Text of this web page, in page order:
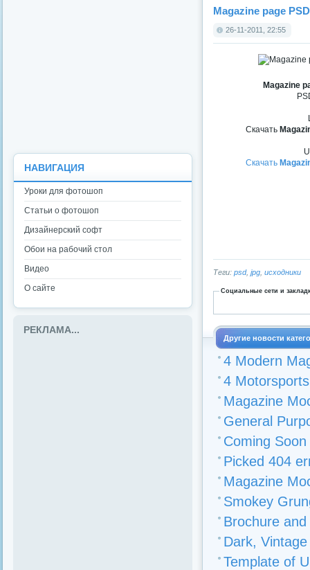
Magazine page
26-11-2011, 22:55
Magazine
Скачать
Скачать
Теги: psd, jpg исходники
Социальные сети и
Другие новости
4 Modern
4
Magazine
General
Coming
Picked 404
Magazine
Smokey
Brochure
Dark,
Template of
НАВИГАЦИЯ
Уроки для фотошоп
Статьи о фотошоп
Дизайнерский софт
Обои на рабочий стол
Видео
О сайте
РЕКЛАМА...